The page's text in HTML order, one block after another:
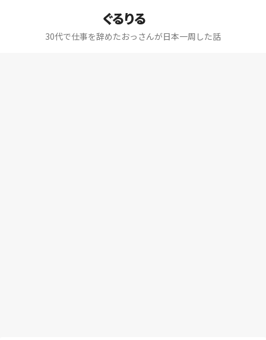
ぐるりる
30代で仕事を辞めたおっさんが日本一周した話